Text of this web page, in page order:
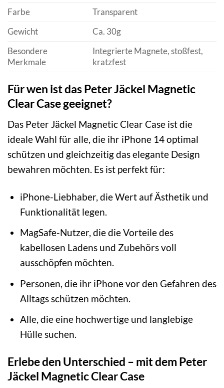
Farbe
Transparent
Gewicht
Ca. 30g
Besondere
Merkmale
Integrierte Magnete, stoßfest,
kratzfest
Für wen ist das Peter Jäckel Magnetic
Clear Case geeignet?
Das Peter Jäckel Magnetic Clear Case ist die
ideale Wahl für alle, die ihr iPhone 14 optimal
schützen und gleichzeitig das elegante Design
bewahren möchten. Es ist perfekt für:
iPhone-Liebhaber, die Wert auf Ästhetik und
Funktionalität legen.
MagSafe-Nutzer, die die Vorteile des
kabellosen Ladens und Zubehörs voll
ausschöpfen möchten.
Personen, die ihr iPhone vor den Gefahren des
Alltags schützen möchten.
Alle, die eine hochwertige und langlebige
Hülle suchen.
Erlebe den Unterschied – mit dem Peter
Jäckel Magnetic Clear Case